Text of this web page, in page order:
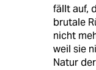
fällt auf,
brutale
nicht
weil sie
Natur